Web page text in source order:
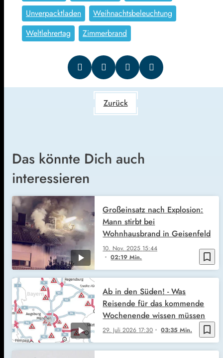
Unverpacktladen
Weihnachtsbeleuchtung
Weltlehrertag
Zimmerbrand
Zurück
Das könnte Dich auch
interessieren
bookmark_border
10. Nov. 2025 15:44
02:19 Min.
Großeinsatz nach Explosion:
Mann stirbt bei
Wohnhausbrand in Geisenfeld
bookmark_border
29. Juli 2026 17:30 03:35 Min.
Ab in den Süden! - Was
Reisende für das kommende
Wochenende wissen müssen